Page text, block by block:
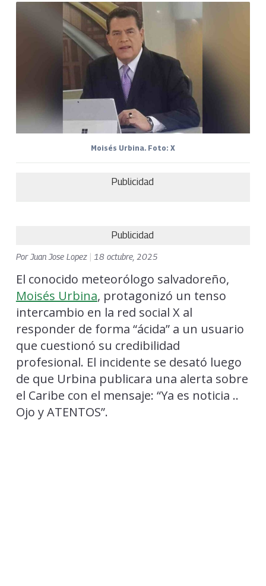
Moisés Urbina. Foto: X
Publicidad
Publicidad
Por Juan Jose Lopez 18 octubre, 2025
El conocido meteorólogo salvadoreño,
Moisés Urbina, protagonizó un tenso
intercambio en la red social X al
responder de forma “ácida” a un usuario
que cuestionó su credibilidad
profesional. El incidente se desató luego
de que Urbina publicara una alerta sobre
el Caribe con el mensaje: “Ya es noticia ..
Ojo y ATENTOS”.